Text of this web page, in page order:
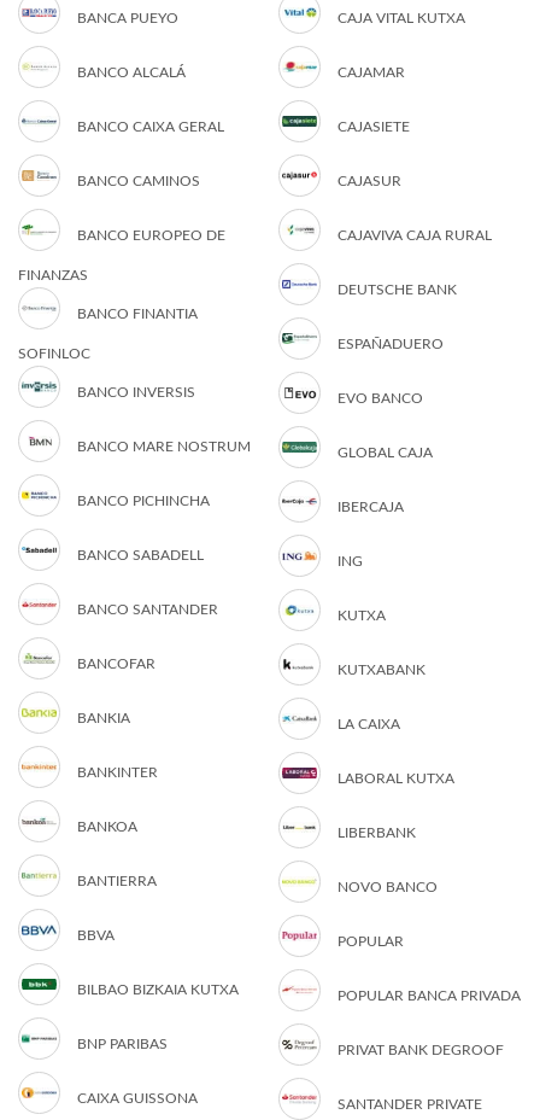
BANCA PUEYO
BANCO ALCALÁ
BANCO CAIXA GERAL
BANCO CAMINOS
BANCO EUROPEO DE
FINANZAS
BANCO FINANTIA
SOFINLOC
BANCO INVERSIS
BANCO MARE NOSTRUM
BANCO PICHINCHA
BANCO SABADELL
BANCO SANTANDER
BANCOFAR
BANKIA
BANKINTER
BANKOA
BANTIERRA
BBVA
BILBAO BIZKAIA KUTXA
BNP PARIBAS
CAIXA GUISSONA
CAJA VITAL KUTXA
CAJAMAR
CAJASIETE
CAJASUR
CAJAVIVA CAJA RURAL
DEUTSCHE BANK
ESPAÑADUERO
EVO BANCO
GLOBAL CAJA
IBERCAJA
ING
KUTXA
KUTXABANK
LA CAIXA
LABORAL KUTXA
LIBERBANK
NOVO BANCO
POPULAR
POPULAR BANCA PRIVADA
PRIVAT BANK DEGROOF
SANTANDER PRIVATE